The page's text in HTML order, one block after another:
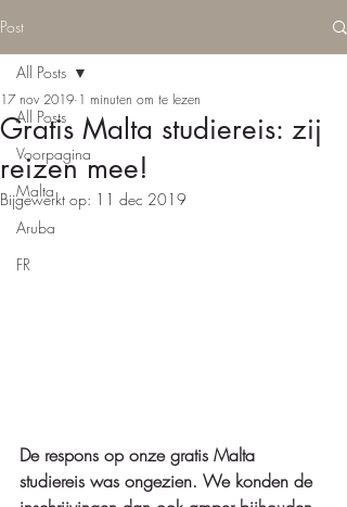
Post
All Posts
Voorpagina
Malta
Aruba
FR
All Posts
Gratis Malta studiereis: zij
reizen mee!
17 nov 2019 1 minuten om te lezen
Bijgewerkt op: 11 dec 2019
De respons op onze gratis Malta
studiereis was ongezien. We konden de